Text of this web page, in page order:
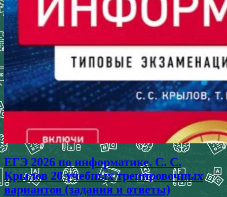
ЕГЭ 2026 по информатике. С. С.
Крылов 20 учебных тренировочных
вариантов (задания и ответы)